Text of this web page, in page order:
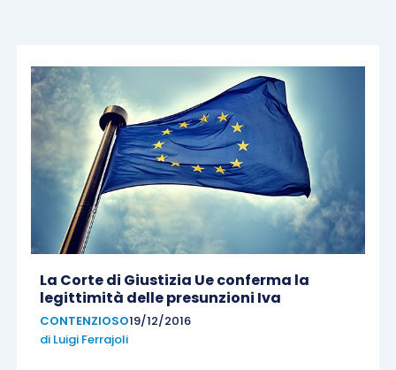
La Corte di Giustizia Ue conferma la
legittimità delle presunzioni Iva
CONTENZIOSO19/12/2016
di Luigi Ferrajoli